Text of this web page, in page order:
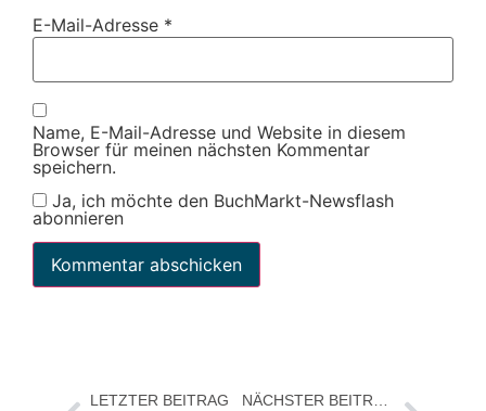
E-Mail-Adresse *
Name, E-Mail-Adresse und Website in diesem
Browser für meinen nächsten Kommentar
speichern.
Ja, ich möchte den BuchMarkt-Newsflash
abonnieren
LETZTER BEITRAG
NÄCHSTER BEITRAG